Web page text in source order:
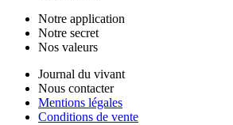
Notre application
Notre secret
Nos valeurs
Journal du vivant
Nous contacter
Mentions légales
Conditions de vente